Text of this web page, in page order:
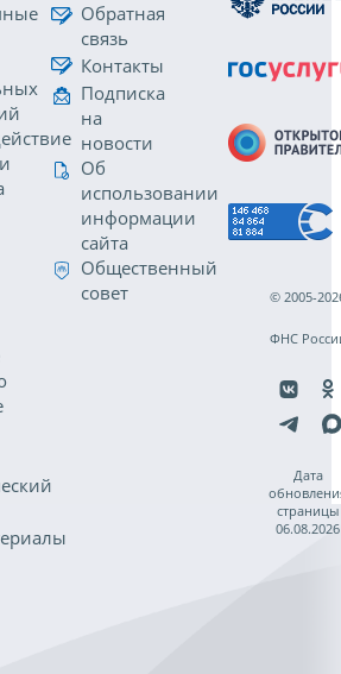
Обратная
связь
Контакты
Подписка
на
новости
Об
использовании
информации
сайта
Общественный
совет
© 2005-
ФНС
Дата
страницы
06.08.2026